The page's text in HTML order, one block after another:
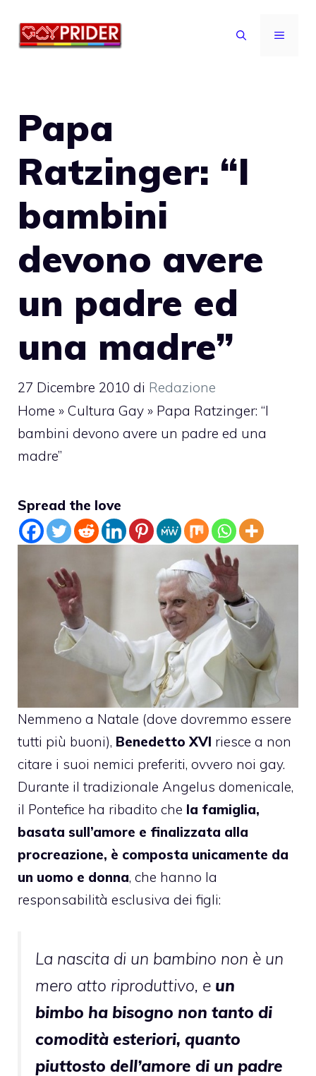
MENU
Papa
Ratzinger: “I
bambini
devono avere
un padre ed
una madre”
27 Dicembre 2010 di Redazione
Home » Cultura Gay » Papa Ratzinger: “I
bambini devono avere un padre ed una
madre”
Spread the love
Nemmeno a Natale (dove dovremmo essere
tutti più buoni), Benedetto XVI riesce a non
citare i suoi nemici preferiti, ovvero noi gay.
Durante il tradizionale Angelus domenicale,
il Pontefice ha ribadito che la famiglia,
basata sull’amore e finalizzata alla
procreazione, è composta unicamente da
un uomo e donna, che hanno la
responsabilità esclusiva dei figli:
La nascita di un bambino non è un
mero atto riproduttivo, e un
bimbo ha bisogno non tanto di
comodità esteriori, quanto
piuttosto dell’amore di un padre